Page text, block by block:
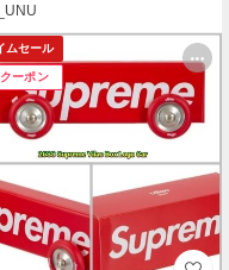
ムセール
ーポン